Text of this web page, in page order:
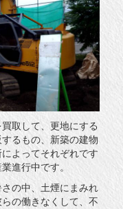
取して、更地にする
るもの、新築の建物
よってそれぞれです
進行中です。
の中、土煙にまみれ
の働きなくして、不